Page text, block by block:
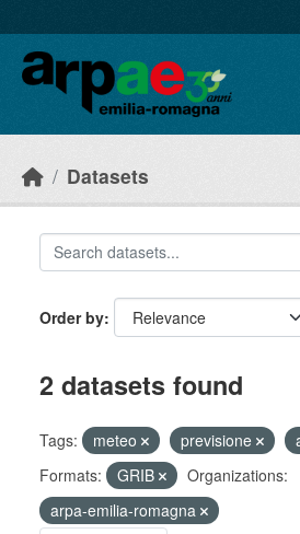
Datasets
Order by
2 datasets found
Tags: meteo previsione
Formats:
GRIB
Organizations:
arpa-emilia-romagna